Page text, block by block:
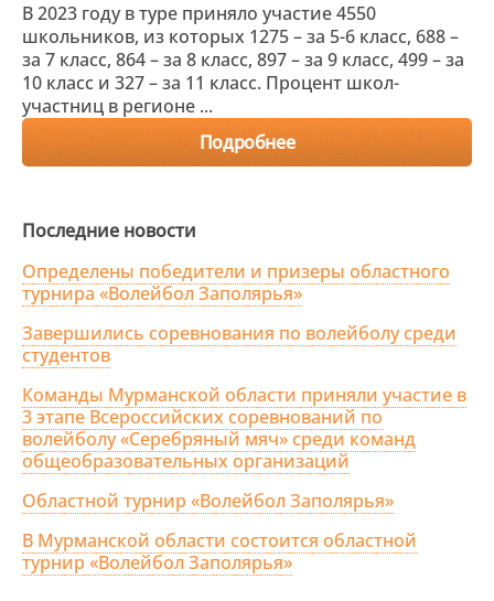
В 2023 году в туре приняло участие 4550
школьников, из которых 1275 – за 5-6 класс, 688 –
за 7 класс, 864 – за 8 класс, 897 – за 9 класс, 499 – за
10 класс и 327 – за 11 класс. Процент школ-
участниц в регионе ...
Подробнее
Последние новости
Определены победители и призеры областного
турнира «Волейбол Заполярья»
Завершились соревнования по волейболу среди
студентов
Команды Мурманской области приняли участие в
3 этапе Всероссийских соревнований по
волейболу «Серебряный мяч» среди команд
общеобразовательных организаций
Областной турнир «Волейбол Заполярья»
В Мурманской области состоится областной
турнир «Волейбол Заполярья»